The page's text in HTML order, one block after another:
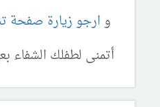
و ارجو زيارة صفحة
أتمنى لطفلك الشفاء